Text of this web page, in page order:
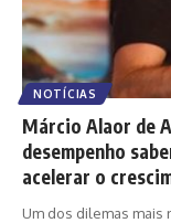
NOTÍCIAS
Márcio Alaor de
desempenho
acelerar o
Um dos dilemas